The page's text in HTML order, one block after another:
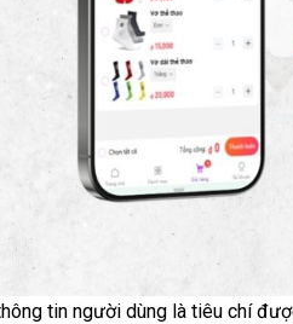
tin người dùng là tiêu chí